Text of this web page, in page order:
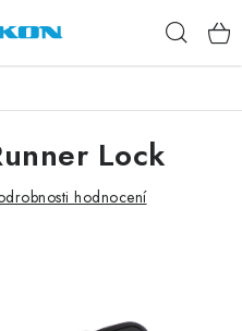
Lock
hodnocení